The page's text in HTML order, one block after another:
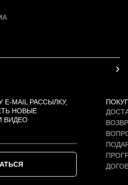
MAIL РАССЫЛКУ,
НОВЫЕ
ВИДЕО